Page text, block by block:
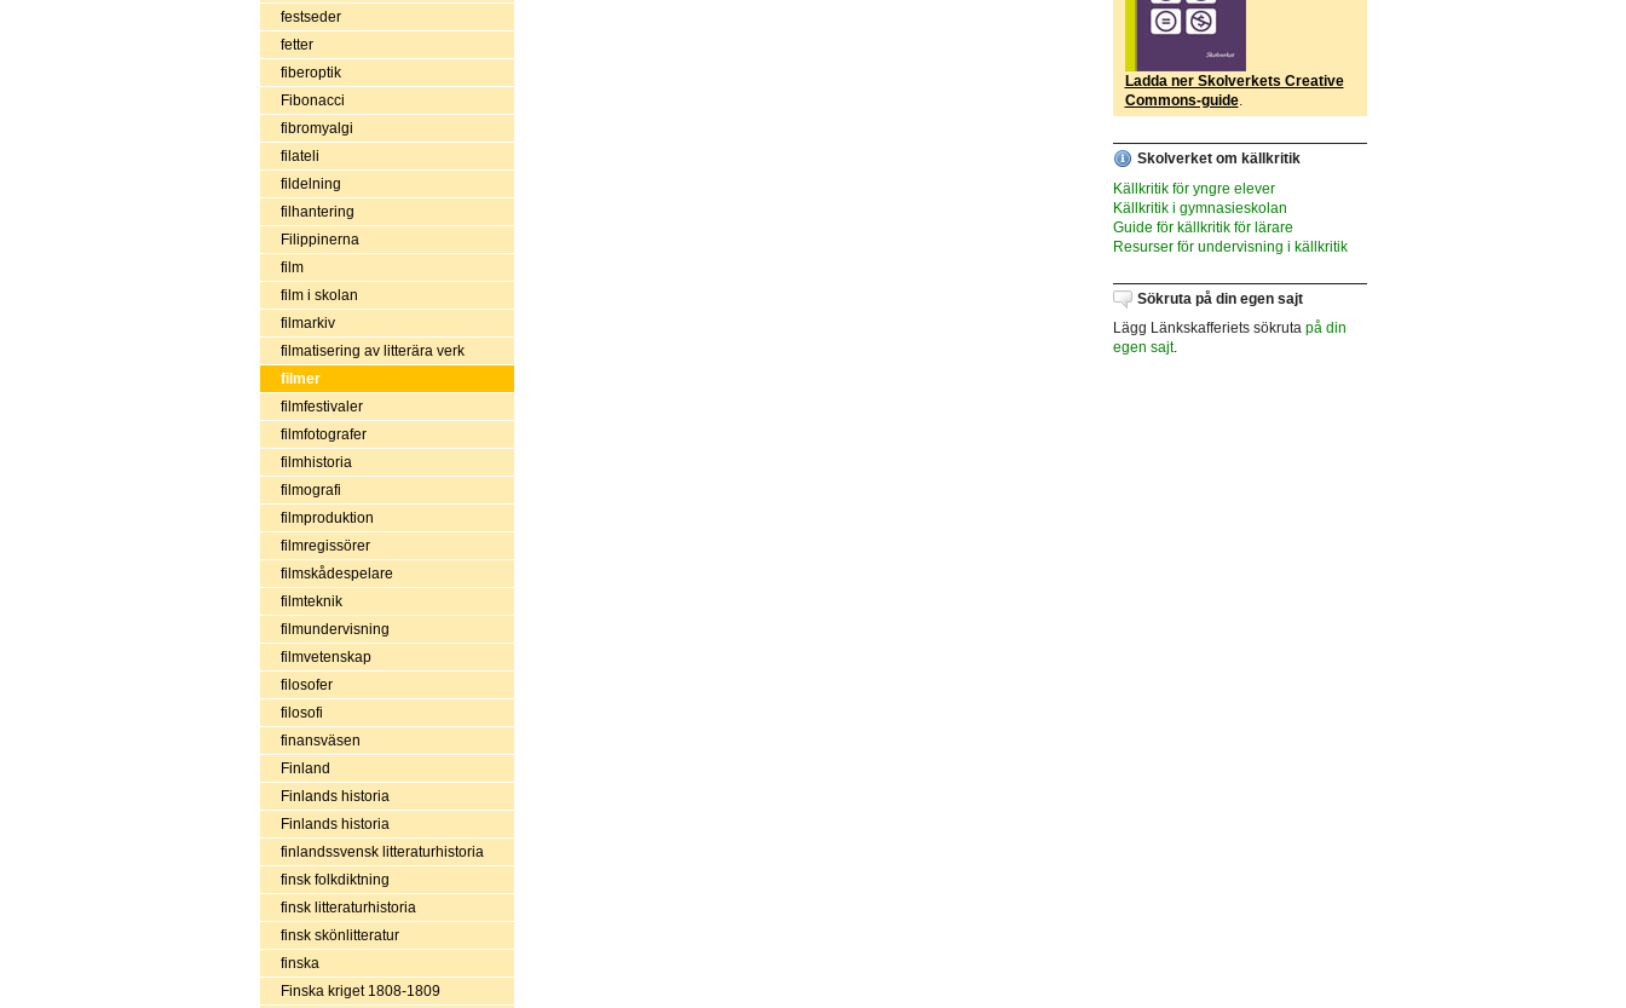
festseder
fetter
fiberoptik
Fibonacci
fibromyalgi
filateli
fildelning
filhantering
Filippinerna
film
film i skolan
filmarkiv
filmatisering av litterära verk
filmer
filmfestivaler
filmfotografer
filmhistoria
filmografi
filmproduktion
filmregissörer
filmskådespelare
filmteknik
filmundervisning
filmvetenskap
filosofer
filosofi
finansväsen
Finland
Finlands historia
Finlands historia
finlandssvensk litteraturhistoria
finsk folkdiktning
finsk litteraturhistoria
finsk skönlitteratur
finska
Finska kriget 1808-1809
Ladda ner Skolverkets Creative
Commons-guide.
Skolverket om källkritik
Källkritik för yngre elever
Källkritik i gymnasieskolan
Guide för källkritik för lärare
Resurser för undervisning i källkritik
Sökruta på din egen sajt
Lägg Länkskafferiets sökruta på din
egen sajt.